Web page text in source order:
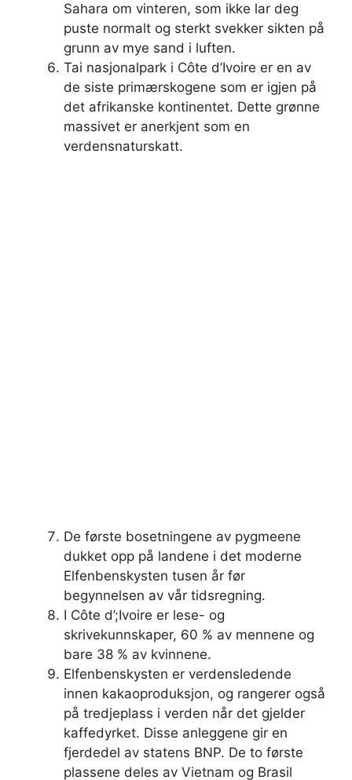
Sahara om vinteren, som ikke lar deg
puste normalt og sterkt svekker sikten på
grunn av mye sand i luften.
Tai nasjonalpark i Côte d’Ivoire er en av
de siste primærskogene som er igjen på
det afrikanske kontinentet. Dette grønne
massivet er anerkjent som en
verdensnaturskatt.
De første bosetningene av pygmeene
dukket opp på landene i det moderne
Elfenbenskysten tusen år før
begynnelsen av vår tidsregning.
I Côte d’;Ivoire er lese- og
skrivekunnskaper, 60 % av mennene og
bare 38 % av kvinnene.
Elfenbenskysten er verdensledende
innen kakaoproduksjon, og rangerer også
på tredjeplass i verden når det gjelder
kaffedyrket. Disse anleggene gir en
fjerdedel av statens BNP. De to første
plassene deles av Vietnam og Brasil